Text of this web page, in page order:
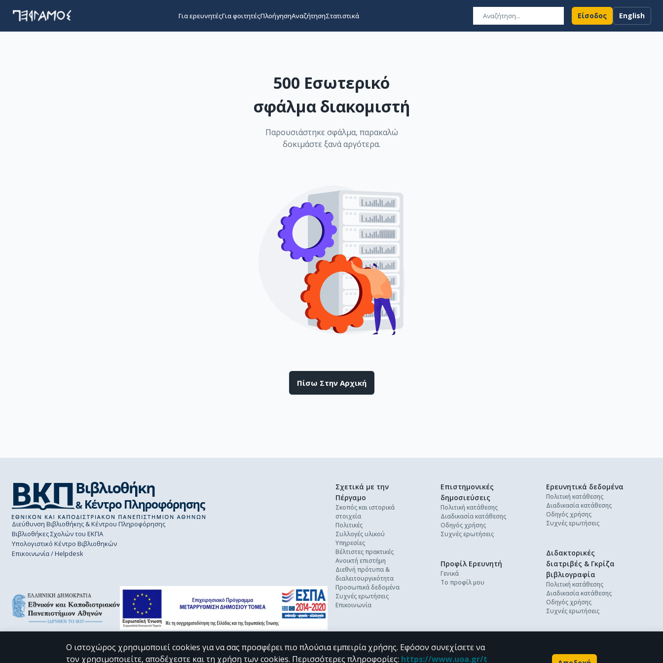
Για ερευνητέςΓια φοιτητέςΠλοήγησηΑναζήτησηΣτατιστικά Είσοδος English
500 Εσωτερικό
σφάλμα διακομιστή
Παρουσιάστηκε σφάλμα, παρακαλώ
δοκιμάστε ξανά αργότερα.
Πίσω Στην Αρχική
Διεύθυνση Βιβλιοθήκης & Κέντρου Πληροφόρησης
Βιβλιοθήκες Σχολών του ΕΚΠΑ
Υπολογιστικό Κέντρο Βιβλιοθηκών
Επικοινωνία / Helpdesk
Σχετικά με την
Πέργαμο
Σκοπός και ιστορικά
στοιχεία
Πολιτικές
Συλλογές υλικού
Υπηρεσίες
Βέλτιστες πρακτικές
Ανοικτή επιστήμη
Διεθνή πρότυπα &
διαλειτουργικότητα
Προσωπικά δεδομένα
Συχνές ερωτήσεις
Επικοινωνία
Επιστημονικές
δημοσιεύσεις
Πολιτική κατάθεσης
Διαδικασία κατάθεσης
Οδηγός χρήσης
Συχνές ερωτήσεις
Ερευνητικά δεδομένα
Πολιτική κατάθεσης
Διαδικασία κατάθεσης
Οδηγός χρήσης
Συχνές ερωτήσεις
Διδακτορικές
διατριβές & Γκρίζα
βιβλιογραφία
Πολιτική κατάθεσης
Διαδικασία κατάθεσης
Οδηγός χρήσης
Συχνές ερωτήσεις
Προφίλ Ερευνητή
Γενικά
Το προφίλ μου
Ο ιστοχώρος χρησιμοποιεί cookies για να σας προσφέρει πιο πλούσια εμπειρία χρήσης. Εφόσον συνεχίσετε να
τον χρησιμοποιείτε, αποδέχεστε και τη χρήση των cookies. Περισσότερες πληροφορίες: https://www.uoa.gr/t